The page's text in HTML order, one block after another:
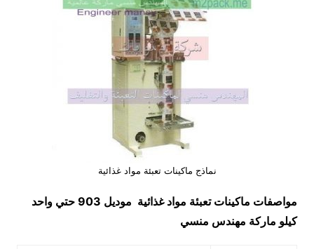
نماذج ماكينات تعبئة مواد غذائية
مواصفات ماكينات تعبئة مواد غذائية
موديل 903 حتي واحد
كيلو ماركة مهندس منسي